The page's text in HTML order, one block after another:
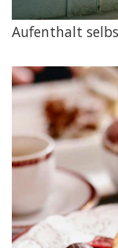
Aufenthalt